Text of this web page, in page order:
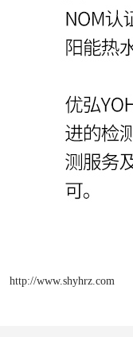
http://www.shyhrz.com